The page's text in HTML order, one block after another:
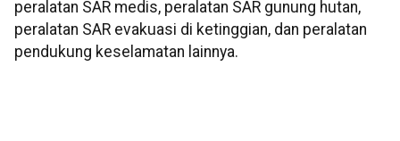
peralatan SAR medis, peralatan SAR gunung hutan,
peralatan SAR evakuasi di ketinggian, dan peralatan
pendukung keselamatan lainnya.